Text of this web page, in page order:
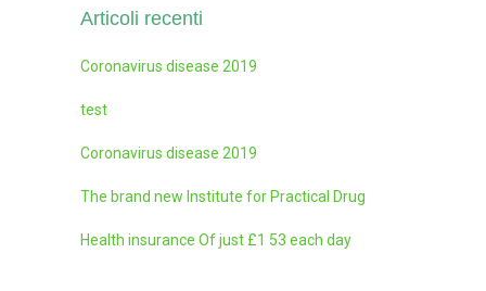
Articoli recenti
Coronavirus disease 2019
test
Coronavirus disease 2019
The brand new Institute for Practical Drug
Health insurance Of just £1 53 each day